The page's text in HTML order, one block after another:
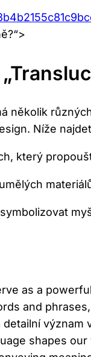
několik
Níže
který
as a
and
shapes